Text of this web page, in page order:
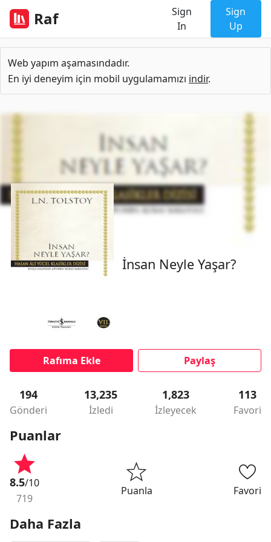
Raf
Sign
In
Sign
Up
Web yapım aşamasındadır.
En iyi deneyim için mobil uygulamamızı indir.
İnsan Neyle Yaşar?
Rafıma Ekle Paylaş
194
Gönderi
13,235
İzledi
1,823
İzleyecek
113
Favori
Puanlar
8.5/10
719
Puanla Favori
Daha Fazla